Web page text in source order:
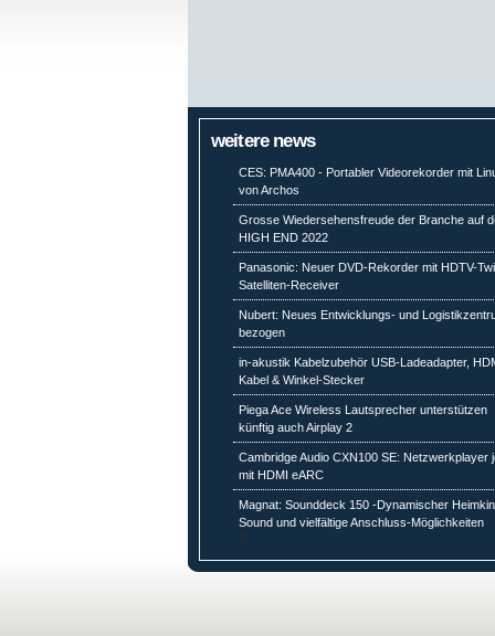
weitere news
CES: PMA400 - Portabler Videorekorder mit
von Archos
Grosse Wiedersehensfreude der Branche auf
HIGH END 2022
Panasonic: Neuer DVD-Rekorder mit HDTV-
Satelliten-Receiver
Nubert: Neues Entwicklungs- und
bezogen
in-akustik Kabelzubehör USB-Ladeadapter,
Kabel & Winkel-Stecker
Piega Ace Wireless Lautsprecher unterstützen
künftig auch Airplay 2
Cambridge Audio CXN100 SE: Netzwerkplayer
mit HDMI eARC
Magnat: Sounddeck 150 -Dynamischer
Sound und vielfältige Anschluss-Möglichkeiten